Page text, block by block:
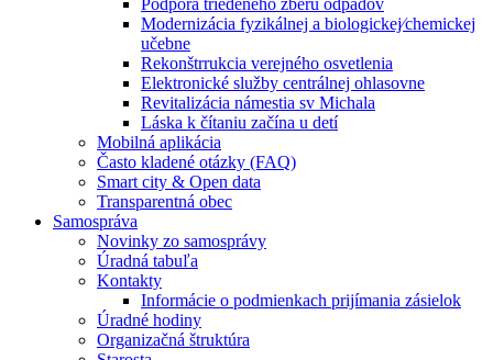
Podpora triedeného zberu odpadov
Modernizácia fyzikálnej a biologickej⁄chemickej
učebne
Rekonštrrukcia verejného osvetlenia
Elektronické služby centrálnej ohlasovne
Revitalizácia námestia sv Michala
Láska k čítaniu začína u detí
Mobilná aplikácia
Často kladené otázky (FAQ)
Smart city & Open data
Transparentná obec
Samospráva
Novinky zo samosprávy
Úradná tabuľa
Kontakty
Informácie o podmienkach prijímania zásielok
Úradné hodiny
Organizačná štruktúra